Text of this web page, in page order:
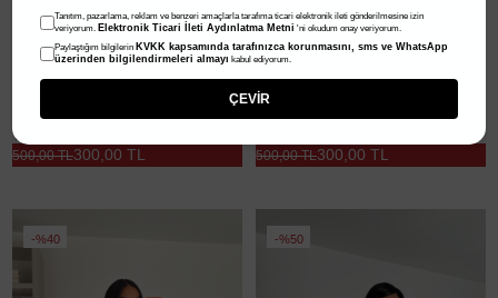
300,00 TL
500,00 TL 300,00 TL
500,00 TL
%40 %50
Tanıtım, pazarlama, reklam ve benzeri amaçlarla tarafıma ticari elektronik ileti gönderilmesine izin
veriyorum. Elektronik Ticari İleti Aydınlatma Metni 'ni okudum onay veriyorum.
Paylaştığım bilgilerin KVKK kapsamında tarafınızca korunmasını, sms ve WhatsApp
üzerinden bilgilendirmeleri almayı kabul ediyorum.
ÇEVİR